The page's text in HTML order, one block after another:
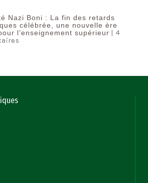
Nazi Boni : La fin des retards
célébrée, une nouvelle ère
l’enseignement supérieur | 4